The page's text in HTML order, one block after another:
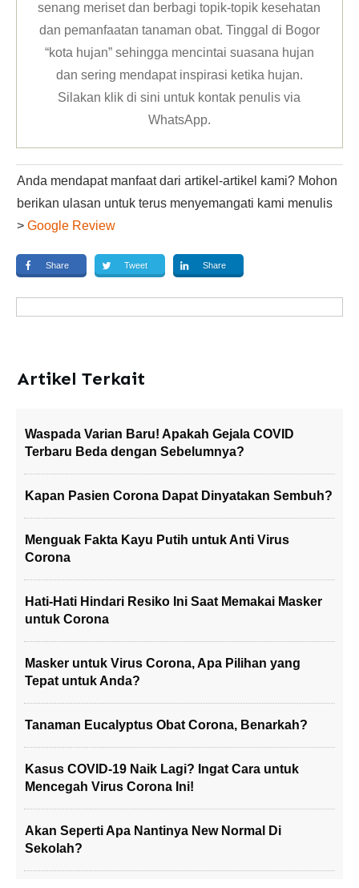
senang meriset dan berbagi topik-topik kesehatan
dan pemanfaatan tanaman obat. Tinggal di Bogor
“kota hujan” sehingga mencintai suasana hujan
dan sering mendapat inspirasi ketika hujan.
Silakan klikdi sini untuk kontak penulis via
WhatsApp.
Anda mendapat manfaat dari artikel-artikel kami? Mohon
berikan ulasan untuk terus menyemangati kami menulis
> Google Review
Share Tweet Share
Artikel Terkait
Waspada Varian Baru! Apakah Gejala COVID
Terbaru Beda dengan Sebelumnya?
Kapan Pasien Corona Dapat Dinyatakan Sembuh?
Menguak Fakta Kayu Putih untuk Anti Virus
Corona
Hati-Hati Hindari Resiko Ini Saat Memakai Masker
untuk Corona
Masker untuk Virus Corona, Apa Pilihan yang
Tepat untuk Anda?
Tanaman Eucalyptus Obat Corona, Benarkah?
Kasus COVID-19 Naik Lagi? Ingat Cara untuk
Mencegah Virus Corona Ini!
Akan Seperti Apa Nantinya New Normal Di
Sekolah?